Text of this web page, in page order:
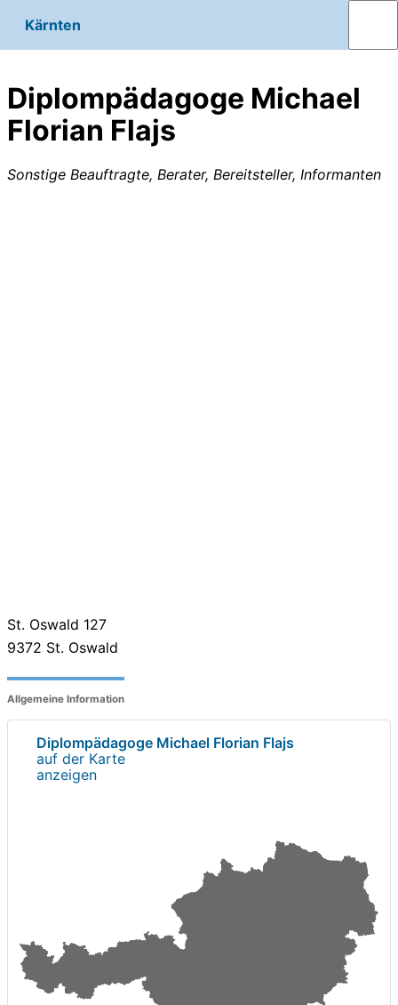
Kärnten
Diplompädagoge Michael
Florian Flajs
Sonstige Beauftragte, Berater, Bereitsteller, Informanten
St. Oswald 127
9372 St. Oswald
Allgemeine Information
Diplompädagoge Michael Florian Flajs
auf der Karte
anzeigen